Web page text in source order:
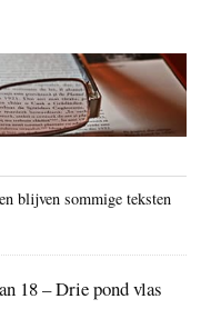
blijven sommige teksten
18 – Drie pond vlas